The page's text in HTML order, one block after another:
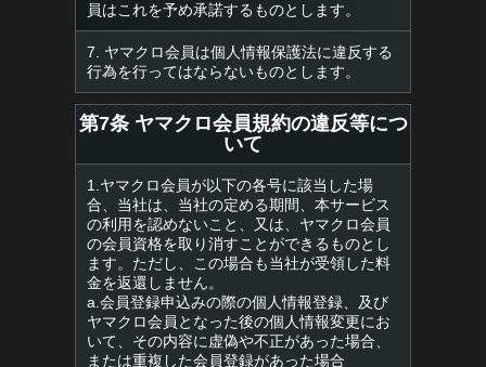
員はこれを予め承諾するものとします。
7. ヤマクロ会員は個人情報保護法に違反する
行為を行ってはならないものとします。
第7条 ヤマクロ会員規約の違反等につ
いて
1.ヤマクロ会員が以下の各号に該当した場
合、当社は、当社の定める期間、本サービス
の利用を認めないこと、又は、ヤマクロ会員
の会員資格を取り消すことができるものとし
ます。ただし、この場合も当社が受領した料
金を返還しません。
a.会員登録申込みの際の個人情報登録、及び
ヤマクロ会員となった後の個人情報変更にお
いて、その内容に虚偽や不正があった場合、
または重複した会員登録があった場合